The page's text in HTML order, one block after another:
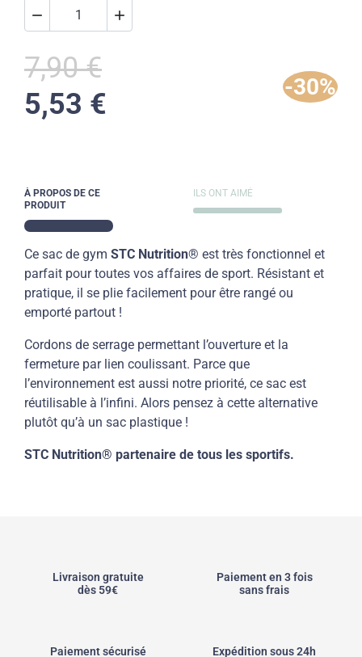
 
7,90 €
5,53 €
-30%
À PROPOS DE CE
PRODUIT
ILS ONT AIMÉ
Ce sac de gym STC Nutrition® est très fonctionnel et
parfait pour toutes vos affaires de sport. Résistant et
pratique, il se plie facilement pour être rangé ou
emporté partout !
Cordons de serrage permettant l’ouverture et la
fermeture par lien coulissant. Parce que
l’environnement est aussi notre priorité, ce sac est
réutilisable à l’infini. Alors pensez à cette alternative
plutôt qu’à un sac plastique !
STC Nutrition® partenaire de tous les sportifs.
Livraison gratuite
dès 59€
Paiement en 3 fois
sans frais
Paiement sécurisé Expédition sous 24h